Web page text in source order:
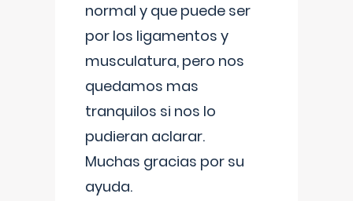
normal y que puede ser
por los ligamentos y
musculatura, pero nos
quedamos mas
tranquilos si nos lo
pudieran aclarar.
Muchas gracias por su
ayuda.